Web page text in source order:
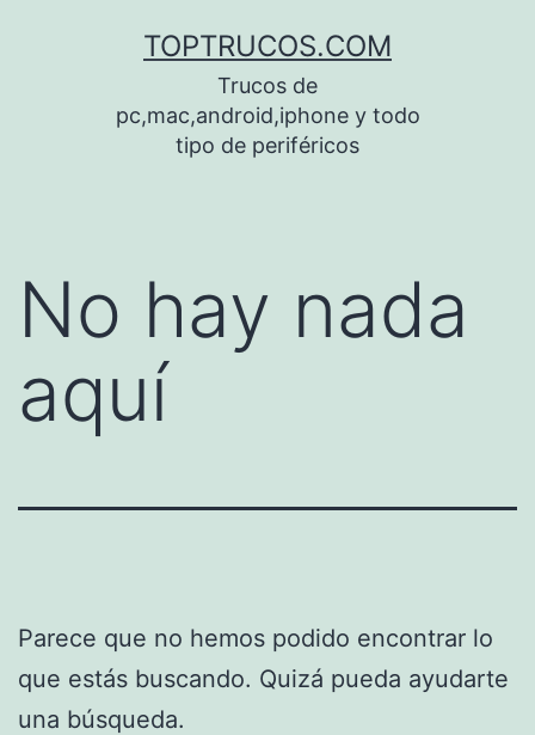
TOPTRUCOS.COM
Trucos de
pc,mac,android,iphone y todo
tipo de periféricos
No hay nada
aquí
Parece que no hemos podido encontrar lo
que estás buscando. Quizá pueda ayudarte
una búsqueda.